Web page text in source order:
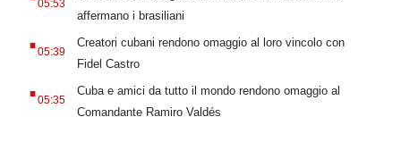
05:53
affermano i brasiliani
.05:39
Creatori cubani rendono omaggio al loro vincolo con
Fidel Castro
.05:35
Cuba e amici da tutto il mondo rendono omaggio al
Comandante Ramiro Valdés